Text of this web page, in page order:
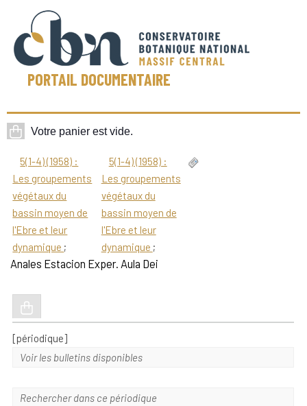
PORTAIL DOCUMENTAIRE
5(1-4) (1958) :
Les groupements
végétaux du
bassin moyen de
l'Ebre et leur
dynamique ;
5(1-4) (1958) :
Les groupements
végétaux du
bassin moyen de
l'Ebre et leur
dynamique ;
Anales Estacion Exper. Aula Dei
[périodique]
Voir les bulletins disponibles
Rechercher dans ce périodique